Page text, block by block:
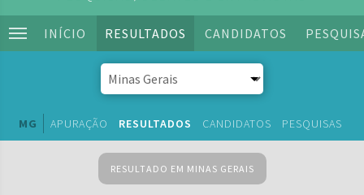
INÍCIO RESULTADOS CANDIDATOS
MG APURAÇÃO RESULTADOS CANDIDATOS PESQUISAS
RESULTADO EM MINAS GERAIS